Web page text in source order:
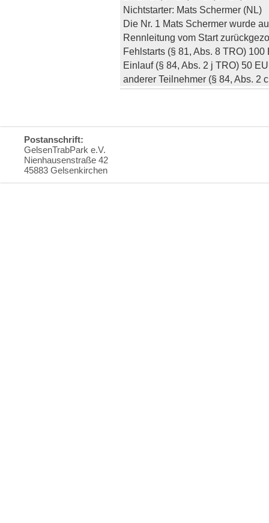
Nichtstarter: Mats Schermer (NL)
Die Nr. 1 Mats Schermer wurde
Rennleitung vom Start
Fehlstarts (§ 81, Abs. 8 TRO)
Einlauf (§ 84, Abs. 2 j TRO) 50
anderer Teilnehmer (§ 84, Abs. 2
Postanschrift:
GelsenTrabPark e.V.
Nienhausenstraße 42
45883 Gelsenkirchen